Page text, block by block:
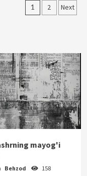
Maqolalar
1 2 Next
mayog'i
Behzod 158